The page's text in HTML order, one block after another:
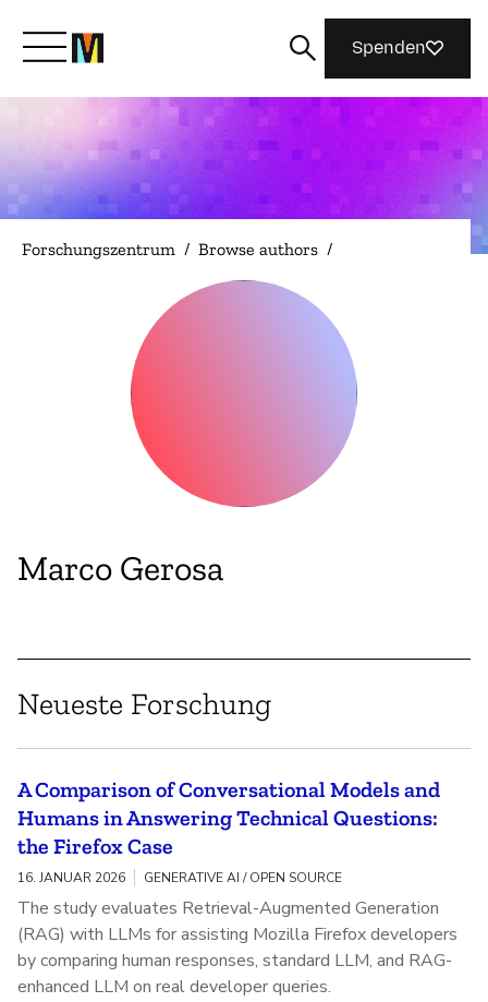
Lernen Sie Mozilla kennen
Was wir tun
Machen Sie mit
Magazin
Spenden
Forschungszentrum / Browse authors /
Marco Gerosa
Neueste Forschung
A Comparison of Conversational Models and
Humans in Answering Technical Questions:
the Firefox Case
16. JANUAR 2026 GENERATIVE AI / OPEN SOURCE
The study evaluates Retrieval-Augmented Generation
(RAG) with LLMs for assisting Mozilla Firefox developers
by comparing human responses, standard LLM, and RAG-
enhanced LLM on real developer queries.